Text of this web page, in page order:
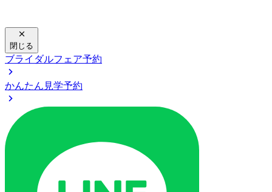
閉じる
ブライダルフェア予約
かんたん見学予約